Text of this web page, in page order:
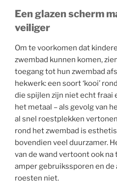
Een glazen scherm
veiliger
Om te voorkomen dat
zwembad kunnen komen,
toegang tot hun zwembad
hekwerk: een soort ‘kooi’
die spijlen zijn niet echt fraai
het metaal – als gevolg van
al snel roestplekken
rond het zwembad is
bovendien veel duurzamer.
van de wand vertoont ook
amper gebruikssporen en
roesten niet.